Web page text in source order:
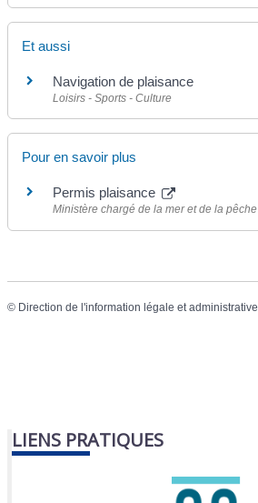
Et aussi
Navigation de plaisance
Loisirs - Sports - Culture
Pour en savoir plus
Permis plaisance
Ministère chargé de la mer et de la pêche
© Direction de l'information légale et administrative
LIENS PRATIQUES